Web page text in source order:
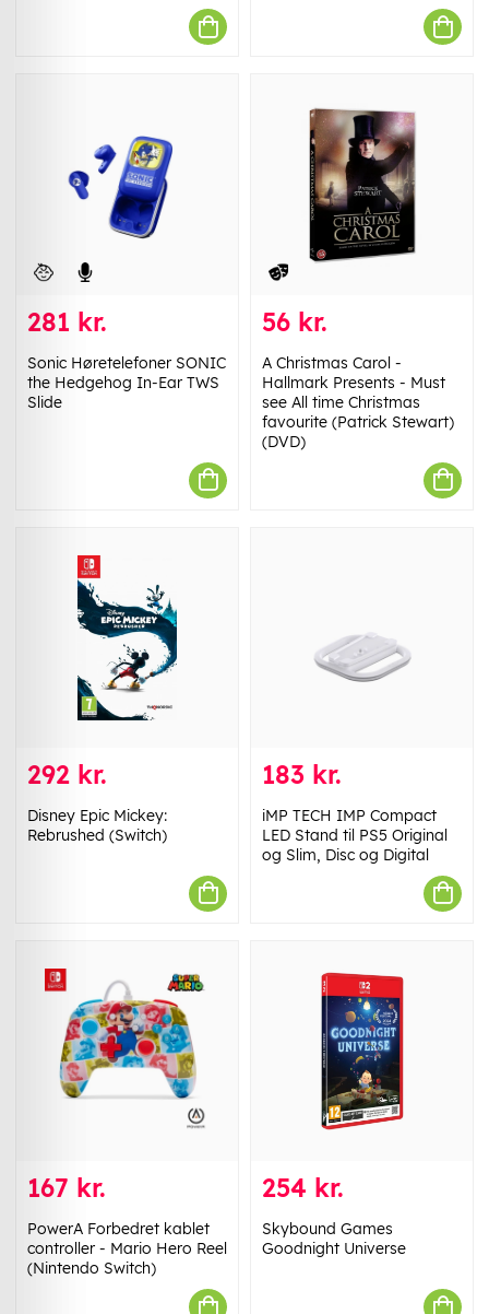
281 kr.
Sonic Høretelefoner SONIC
the Hedgehog In-Ear TWS
Slide
56 kr.
A Christmas Carol -
Hallmark Presents - Must
see All time Christmas
favourite (Patrick Stewart)
(DVD)
292 kr.
Disney Epic Mickey:
Rebrushed (Switch)
183 kr.
iMP TECH IMP Compact
LED Stand til PS5 Original
og Slim, Disc og Digital
167 kr.
PowerA Forbedret kablet
controller - Mario Hero Reel
(Nintendo Switch)
254 kr.
Skybound Games
Goodnight Universe